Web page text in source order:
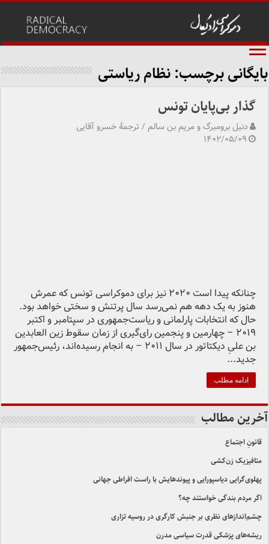
بایگانی برچسب:نظام ریاستی
گذار بی‌پایان تونس
دنیل برومبرگ و مریم بن سالم / ترجمهٔ خسرو آقایی
۱۴۰۲/۰۵/۰۹
چنانکه پیدا است 2020 نیز برای دموکراسی تونس که عمرش
هنوز به یک دهه هم نمی‌رسد سال پرتنش و سختی خواهد بود.
حال که انتخابات پارلمانی و ریاست‌جمهوری در سپتامبر و اکتبر
2019 – چهارمین و پنجمین رای‌گیری‌ از زمان سقوط زین العابدین
بن علیِ دیکتاتور در سال 2011 – به انجام رسیده‌اند، رئیس‌جمهور
جدید...
ادامه مطلب
آخرین مطالب
قانونِ اجتماع
متافیزیک زن‌کشی
پهلوی‌گرایی دیاسپورایی و پیوندهایش با راست افراطی جهانی
اگر مردم بندگی خواستند چه؟
چشم‌اندازهای نظری بر جنبش کارگری در روسیه تزاری
ریشه‌های پزشکی قدرت سیاسی مدرن